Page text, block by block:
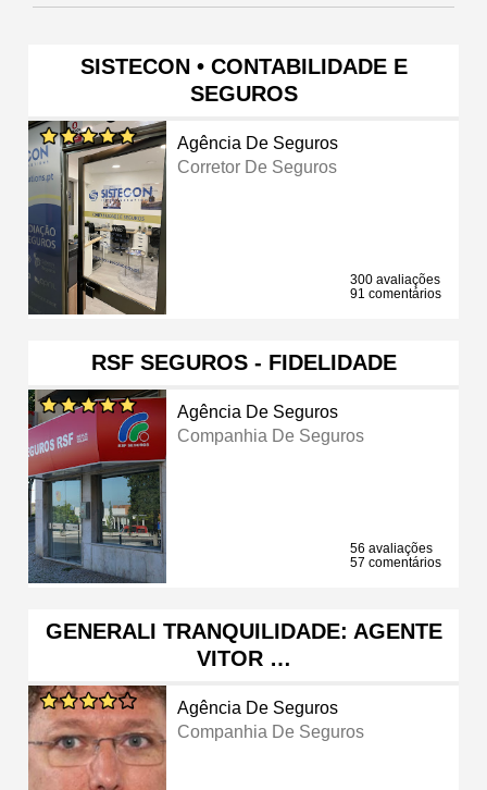
SISTECON • CONTABILIDADE E
SEGUROS
Agência De Seguros
Corretor De Seguros
300 avaliações
91 comentários
RSF SEGUROS - FIDELIDADE
Agência De Seguros
Companhia De Seguros
56 avaliações
57 comentários
GENERALI TRANQUILIDADE: AGENTE
VITOR …
Agência De Seguros
Companhia De Seguros